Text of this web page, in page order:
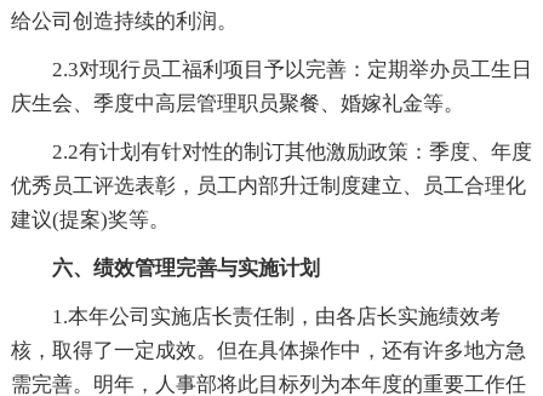
给公司创造持续的利润。
2.3对现行员工福利项目予以完善：定期举办员工生日
庆生会、季度中高层管理职员聚餐、婚嫁礼金等。
2.2有计划有针对性的制订其他激励政策：季度、年度
优秀员工评选表彰，员工内部升迁制度建立、员工合理化
建议(提案)奖等。
六、绩效管理完善与实施计划
1.本年公司实施店长责任制，由各店长实施绩效考
核，取得了一定成效。但在具体操作中，还有许多地方急
需完善。明年，人事部将此目标列为本年度的重要工作任